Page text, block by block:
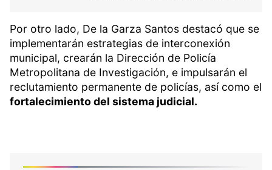
Por otro lado, De la Garza Santos destacó que se
implementarán estrategias de interconexión
municipal, crearán la Dirección de Policía
Metropolitana de Investigación, e impulsarán el
reclutamiento permanente de policías, así como el
fortalecimiento del sistema judicial.